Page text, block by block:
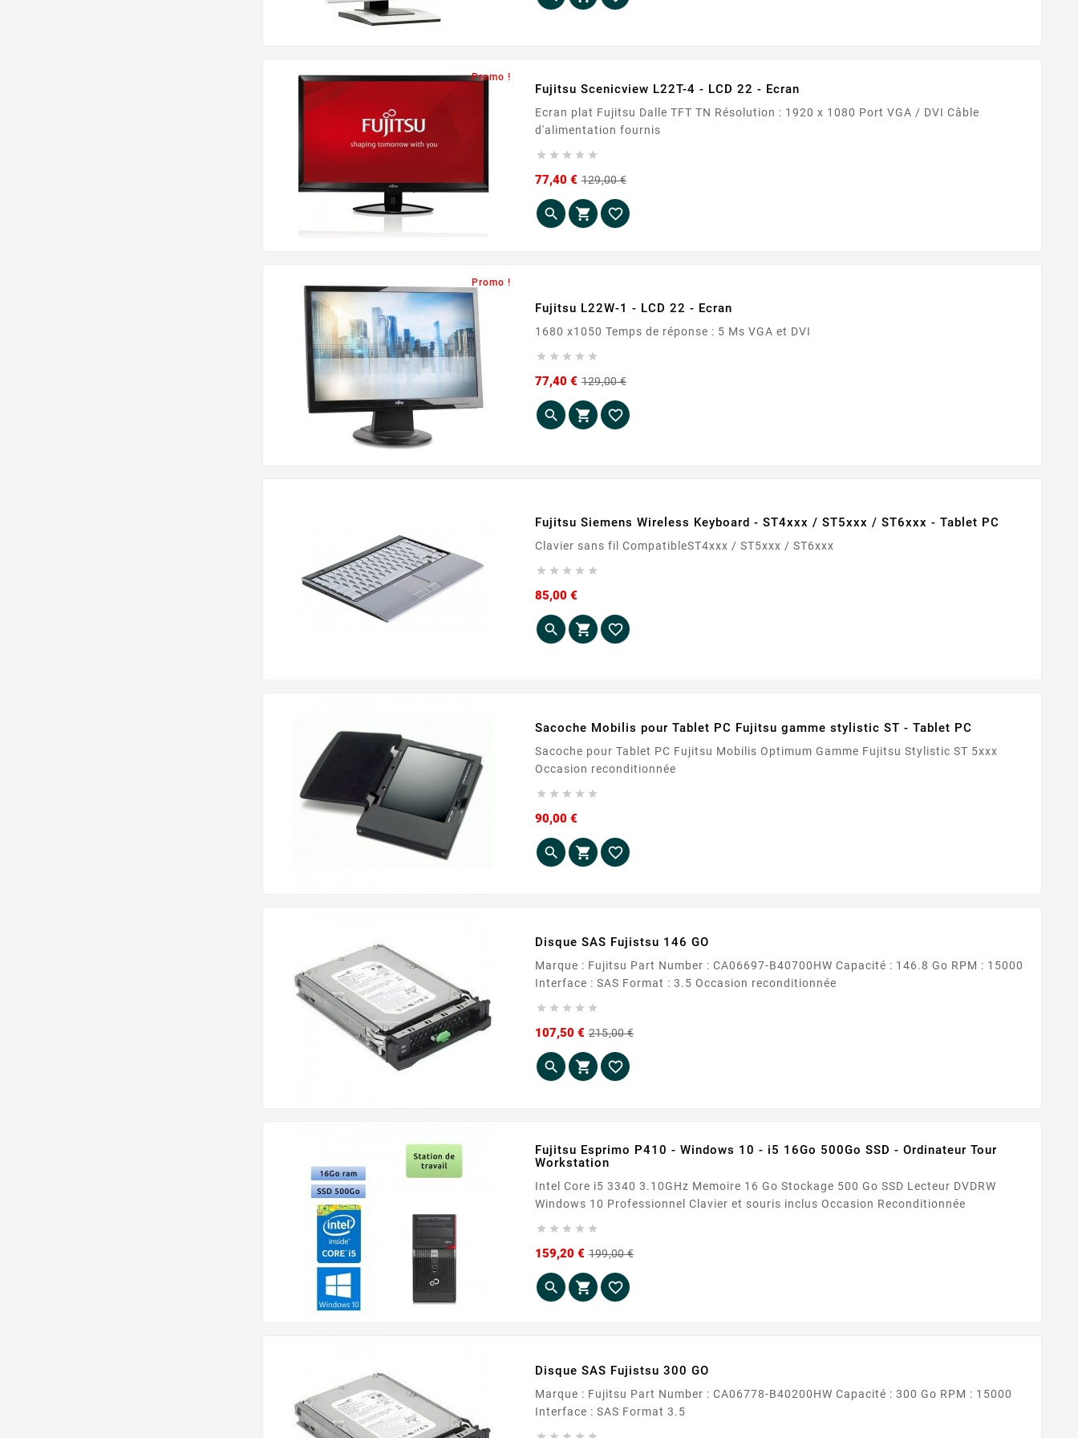
Promo !
Fujitsu Scenicview L22T-4 - LCD 22 - Ecran
Ecran plat Fujitsu Dalle TFT TN Résolution : 1920 x 1080 Port VGA / DVI Câble
d'alimentation fournis
    
77,40 € 129,00 €
  
Promo !
Fujitsu L22W-1 - LCD 22 - Ecran
1680 x1050 Temps de réponse : 5 Ms VGA et DVI
    
77,40 € 129,00 €
  
Fujitsu Siemens Wireless Keyboard - ST4xxx / ST5xxx / ST6xxx - Tablet PC
Clavier sans fil CompatibleST4xxx / ST5xxx / ST6xxx
    
85,00 €Prix
  
Sacoche Mobilis pour Tablet PC Fujitsu gamme stylistic ST - Tablet PC
Sacoche pour Tablet PC Fujitsu Mobilis Optimum Gamme Fujitsu Stylistic ST 5xxx
Occasion reconditionnée
    
90,00 €Prix
  
Disque SAS Fujistsu 146 GO
Marque : Fujitsu Part Number : CA06697-B40700HW Capacité : 146.8 Go RPM : 15000
Interface : SAS Format : 3.5 Occasion reconditionnée
    
107,50 € 215,00 €
  
Fujitsu Esprimo P410 - Windows 10 - i5 16Go 500Go SSD - Ordinateur Tour
Workstation
Intel Core i5 3340 3.10GHz Memoire 16 Go Stockage 500 Go SSD Lecteur DVDRW
Windows 10 Professionnel Clavier et souris inclus Occasion Reconditionnée
    
159,20 € 199,00 €
  
Disque SAS Fujistsu 300 GO
Marque : Fujitsu Part Number : CA06778-B40200HW Capacité : 300 Go RPM : 15000
Interface : SAS Format 3.5